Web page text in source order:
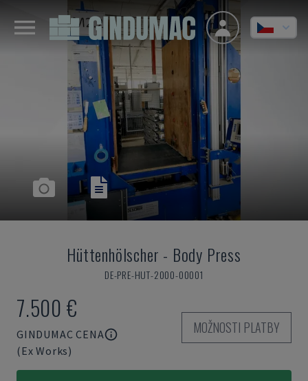
Hüttenhölscher - Body Press
DE-PRE-HUT-2000-00001
7.500 €
GINDUMAC CENA
(Ex Works)
MOŽNOSTI PLATBY